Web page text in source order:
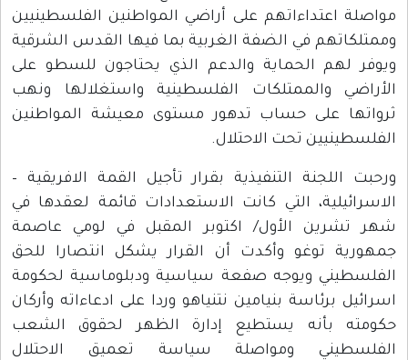
مواصلة اعتداءاتهم على أراضي المواطنين الفلسطينيين
وممتلكاتهم في الضفة الغربية بما فيها القدس الشرقية
ويوفر لهم الحماية والدعم الذي يحتاجون للسطو على
الأراضي والممتلكات الفلسطينية واستغلالها ونهب
ثرواتها على حساب تدهور مستوى معيشة المواطنين
الفلسطينيين تحت الاحتلال.
ورحبت اللجنة التنفيذية بقرار تأجيل القمة الافريقية –
الاسرائيلية، التي كانت الاستعدادات قائمة لعقدها في
شهر تشرين الأول/ اكتوبر المقبل في لومي عاصمة
جمهورية توغو وأكدت أن القرار يشكل انتصارا للحق
الفلسطيني ويوجه صفعة سياسية ودبلوماسية لحكومة
اسرائيل برئاسة بنيامين نتنياهو وردا على ادعاءاته وأركان
حكومته بأنه يستطيع إدارة الظهر لحقوق الشعب
الفلسطيني ومواصلة سياسة تعميق الاحتلال